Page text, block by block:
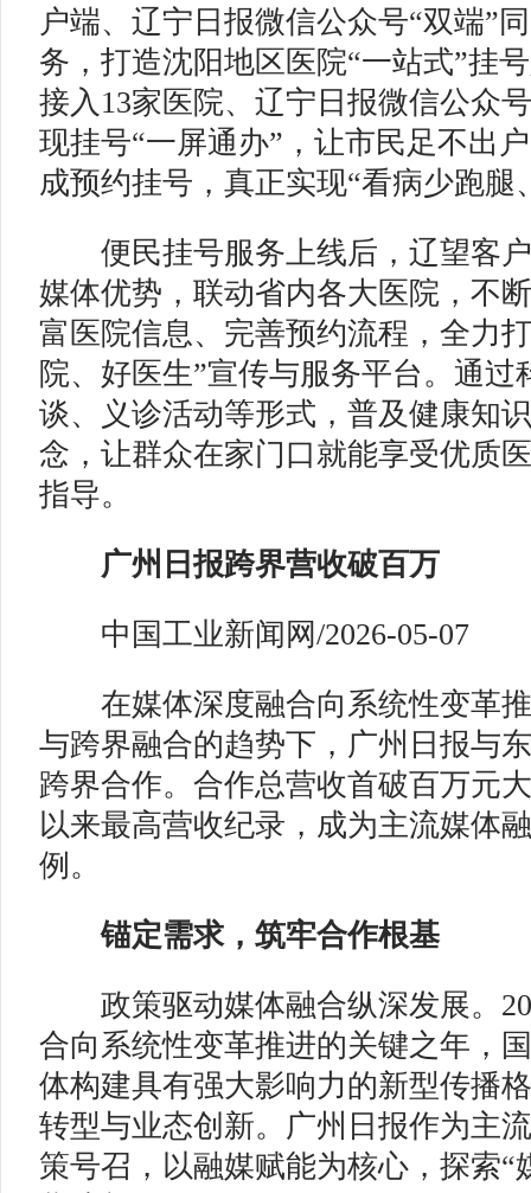
户端、辽宁日报微信公众号“双端”
务，打造沈阳地区医院“一站式”挂
接入13家医院、辽宁日报微信公众
现挂号“一屏通办”，让市民足不出
成预约挂号，真正实现“看病少跑腿
便民挂号服务上线后，辽望客户
媒体优势，联动省内各大医院，不
富医院信息、完善预约流程，全力
院、好医生”宣传与服务平台。通过
谈、义诊活动等形式，普及健康知
念，让群众在家门口就能享受优质
指导。
广州日报跨界营收破百万
中国工业新闻网/2026-05-07
在媒体深度融合向系统性变革推
与跨界融合的趋势下，广州日报与
跨界合作。合作总营收首破百万元
以来最高营收纪录，成为主流媒体
例。
锚定需求，筑牢合作根基
政策驱动媒体融合纵深发展。
合向系统性变革推进的关键之年，
体构建具有强大影响力的新型传播
转型与业态创新。广州日报作为主
策号召，以融媒赋能为核心，探索“